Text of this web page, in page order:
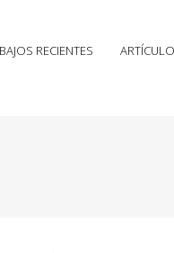
RECIENTES